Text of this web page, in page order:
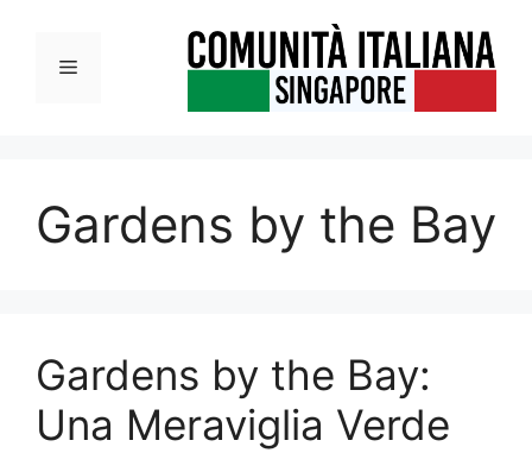
contenutoMenu
Gardens by the Bay
Gardens by the Bay:
Una Meraviglia Verde